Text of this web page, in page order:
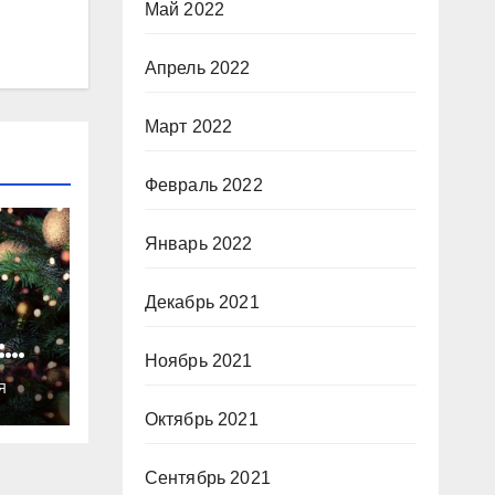
Май 2022
Апрель 2022
Март 2022
Февраль 2022
Январь 2022
Декабрь 2021
Ноябрь 2021
Октябрь 2021
Сентябрь 2021